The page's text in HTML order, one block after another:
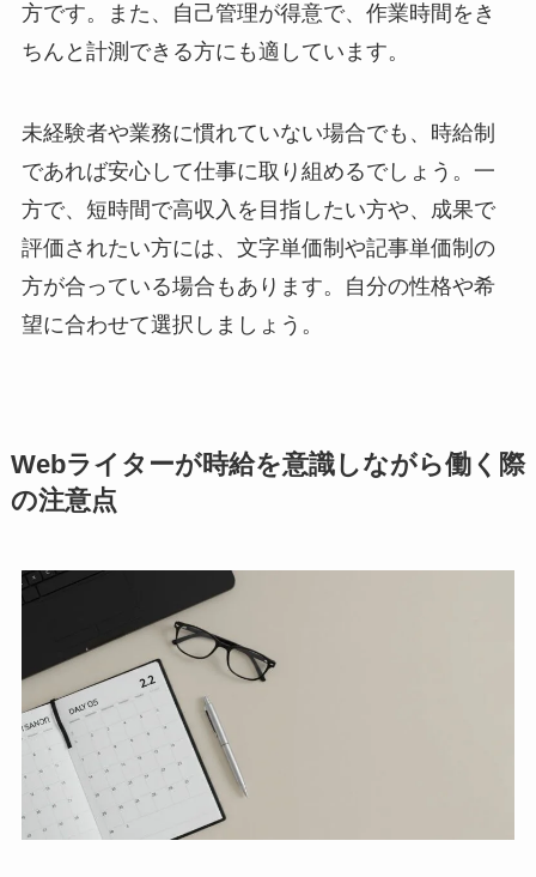
方です。また、自己管理が得意で、作業時間をき
ちんと計測できる方にも適しています。
未経験者や業務に慣れていない場合でも、時給制
であれば安心して仕事に取り組めるでしょう。一
方で、短時間で高収入を目指したい方や、成果で
評価されたい方には、文字単価制や記事単価制の
方が合っている場合もあります。自分の性格や希
望に合わせて選択しましょう。
Webライターが時給を意識しながら働く際
の注意点